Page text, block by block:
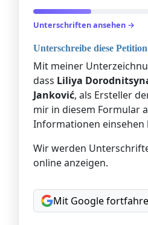
Unterschriften ansehen →
Unterschreibe diese Petition
Mit meiner
dass Liliya
Janković, als Ersteller
mir in diesem Formular
Informationen einsehen
Wir werden
online anzeigen.
Mit Google